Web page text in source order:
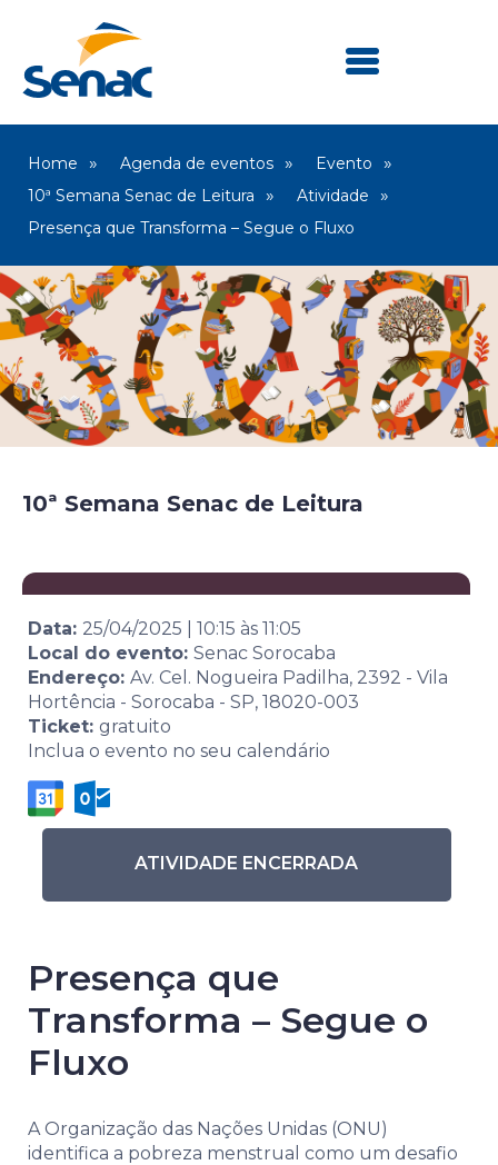
Home Agenda de eventos
Evento
10ª Semana Senac de Leitura
Atividade
Presença que Transforma – Segue o Fluxo
10ª Semana Senac de Leitura
Data: 25/04/2025 10:15 às 11:05
Local do evento: Senac Sorocaba
Endereço: Av. Cel. Nogueira Padilha, 2392 - Vila
Hortência - Sorocaba - SP, 18020-003
Ticket: gratuito
Inclua o evento no seu calendário
ATIVIDADE ENCERRADA
Presença que
Transforma – Segue o
Fluxo
A Organização das Nações Unidas (ONU)
identifica a pobreza menstrual como um desafio